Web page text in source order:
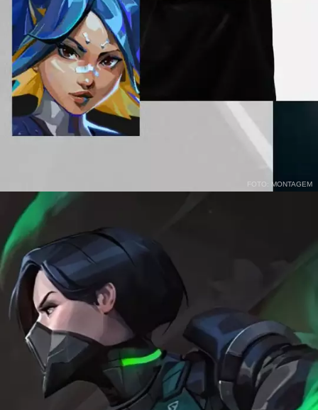
FOTO: MONTAGEM